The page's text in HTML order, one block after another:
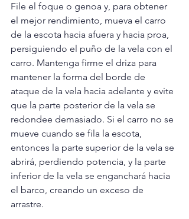
File el foque o genoa y, para obtener
el mejor rendimiento, mueva el carro
de la escota hacia afuera y hacia proa,
persiguiendo el puño de la vela con el
carro. Mantenga firme el driza para
mantener la forma del borde de
ataque de la vela hacia adelante y evite
que la parte posterior de la vela se
redondee demasiado. Si el carro no se
mueve cuando se fila la escota,
entonces la parte superior de la vela se
abrirá, perdiendo potencia, y la parte
inferior de la vela se enganchará hacia
el barco, creando un exceso de
arrastre.